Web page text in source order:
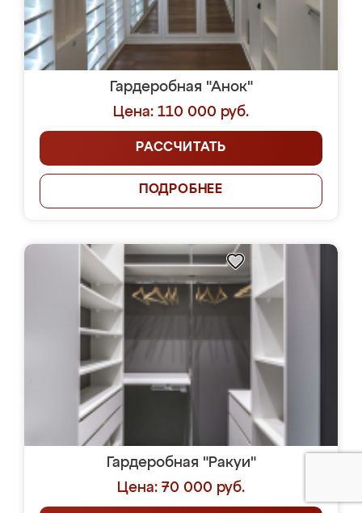
Гардеробная "Анок"
Цена: 110 000 руб.
РАССЧИТАТЬ
ПОДРОБНЕЕ
Гардеробная "Ракуи"
Цена: 70 000 руб.